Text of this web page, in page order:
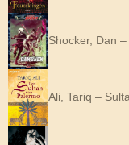
Shocker, Dan
Ali, Tariq –